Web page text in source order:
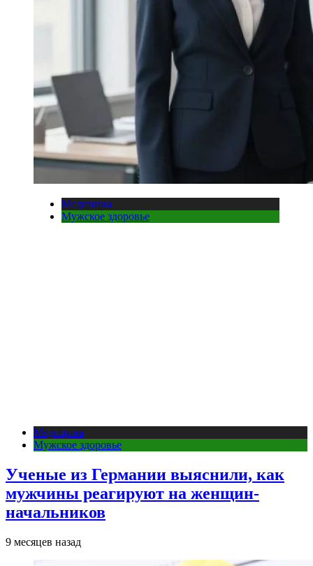
Медицина
Мужское здоровье
Медицина
Мужское здоровье
Ученые из Германии выяснили, как
мужчины реагируют на женщин-
начальников
9 месяцев назад